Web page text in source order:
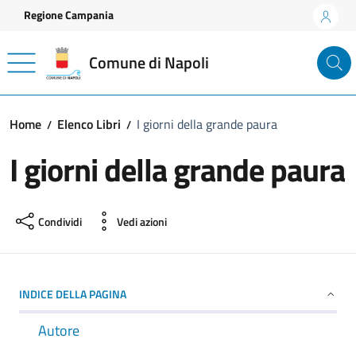
Vai ai contenuti
Vai al footer
Regione Campania
Comune di Napoli
Home Elenco Libri I giorni della grande paura
I giorni della grande paura
Condividi Vedi azioni
INDICE DELLA PAGINA
Autore